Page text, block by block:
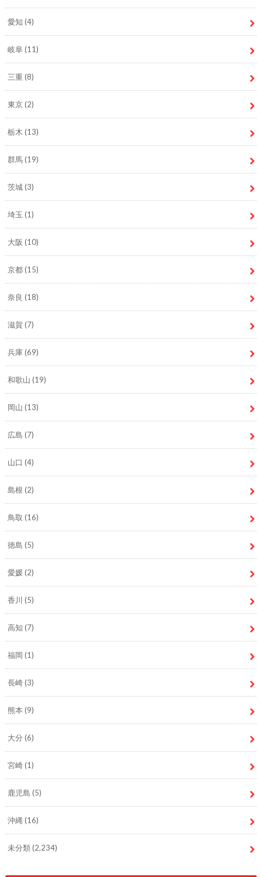
愛知 (4)
岐阜(11)
三重 (8)
東京(2)
栃木 (13)
群馬(19)
茨城(3)
埼玉 (1)
大阪 (10)
京都(15)
奈良 (18)
滋賀 (7)
兵庫(69)
和歌山 (19)
岡山 (13)
広島 (7)
山口 (4)
島根 (2)
鳥取 (16)
徳島 (5)
愛媛(2)
香川 (5)
高知 (7)
福岡 (1)
長崎(3)
熊本 (9)
大分 (6)
宮崎(1)
鹿児島 (5)
沖縄(16)
未分類(2,234)